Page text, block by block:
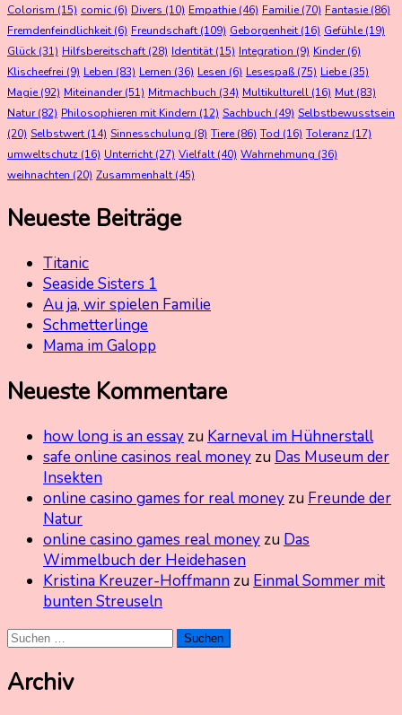
Colorism (15) comic (6) Divers (10) Empathie(46) Familie(70) Fantasie(86)
Fremdenfeindlichkeit (6) Freundschaft (109) Geborgenheit (16) Gefühle(19)
Glück (31) Hilfsbereitschaft (28) Identität (15) Integration (9) Kinder(6)
Klischeefrei (9) Leben (83) Lernen (36) Lesen (6) Lesespaß (75) Liebe(35)
Magie(92) Miteinander(51) Mitmachbuch (34) Multikulturell (16) Mut (83)
Natur(82) Philosophieren mit Kindern (12) Sachbuch (49) Selbstbewusstsein
(20) Selbstwert (14) Sinnesschulung (8) Tiere(86) Tod (16) Toleranz (17)
umweltschutz (16) Unterricht (27) Vielfalt (40) Wahrnehmung (36)
weihnachten (20) Zusammenhalt (45)
Neueste Beiträge
Titanic
Seaside Sisters 1
Au ja, wir spielen Familie
Schmetterlinge
Mama im Galopp
Neueste Kommentare
how long is an essayzu Karneval im Hühnerstall
safe online casinos real moneyzu Das Museum der
Insekten
online casino games for real moneyzu Freunde der
Natur
online casino games real moneyzu Das
Wimmelbuch der Heidehasen
Kristina Kreuzer-Hoffmannzu Einmal Sommer mit
bunten Streuseln
Suchen
Archiv